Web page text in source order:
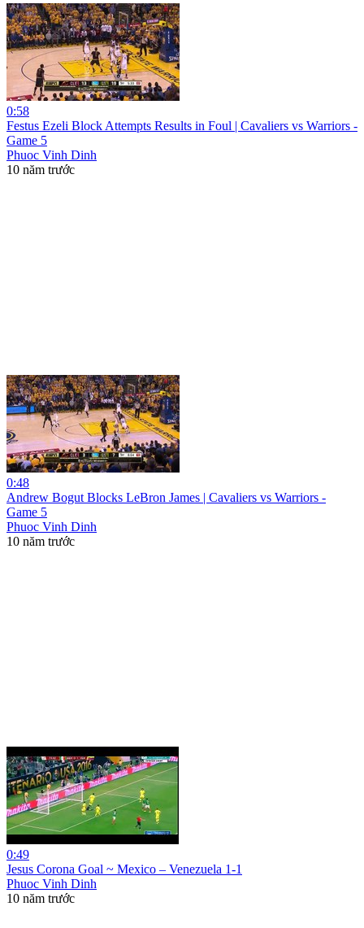
0:58
Festus Ezeli Block Attempts Results in Foul | Cavaliers vs Warriors -
Game 5
Phuoc Vinh Dinh
10 năm trước
0:48
Andrew Bogut Blocks LeBron James | Cavaliers vs Warriors -
Game 5
Phuoc Vinh Dinh
10 năm trước
0:49
Jesus Corona Goal ~ Mexico – Venezuela 1-1
Phuoc Vinh Dinh
10 năm trước